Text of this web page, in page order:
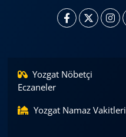
Yozgat Nöbetçi
Eczaneler
Yozgat Namaz Vakitleri